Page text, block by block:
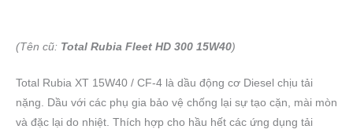
(Tên cũ: Total Rubia Fleet HD 300 15W40)
Total Rubia XT 15W40 / CF-4 là dầu động cơ Diesel chịu tải
nặng. Dầu với các phụ gia bảo vệ chống lại sự tạo cặn, mài mòn
và đặc lại do nhiệt. Thích hợp cho hầu hết các ứng dụng tải